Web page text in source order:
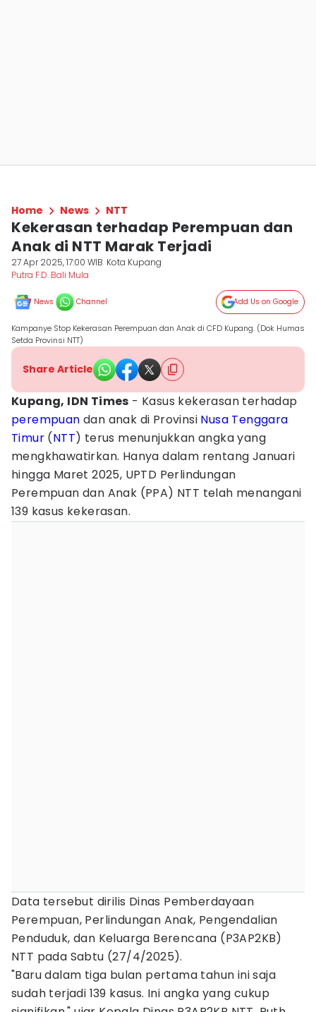
Home News NTT
Kekerasan terhadap Perempuan dan
Anak di NTT Marak Terjadi
27 Apr 2025, 17:00 WIB Kota Kupang
Putra F.D. Bali Mula
News Channel Add Us on Google
Kampanye Stop Kekerasan Perempuan dan Anak di CFD Kupang. (Dok Humas
Setda Provinsi NTT)
Share Article
Kupang, IDN Times - Kasus kekerasan terhadap
perempuan dan anak di Provinsi Nusa Tenggara
Timur (NTT) terus menunjukkan angka yang
mengkhawatirkan. Hanya dalam rentang Januari
hingga Maret 2025, UPTD Perlindungan
Perempuan dan Anak (PPA) NTT telah menangani
139 kasus kekerasan.
Data tersebut dirilis Dinas Pemberdayaan
Perempuan, Perlindungan Anak, Pengendalian
Penduduk, dan Keluarga Berencana (P3AP2KB)
NTT pada Sabtu (27/4/2025).
"Baru dalam tiga bulan pertama tahun ini saja
sudah terjadi 139 kasus. Ini angka yang cukup